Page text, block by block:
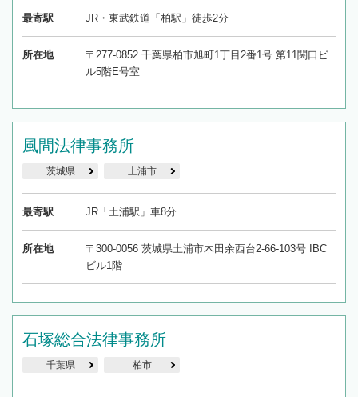
最寄駅 JR・東武鉄道「柏駅」徒歩2分
所在地
〒277-0852 千葉県柏市旭町1丁目2番1号 第11関口ビ
ル5階E号室
風間法律事務所
茨城県 土浦市
最寄駅 JR「土浦駅」車8分
所在地
〒300-0056 茨城県土浦市木田余西台2-66-103号 IBC
ビル1階
石塚総合法律事務所
千葉県 柏市